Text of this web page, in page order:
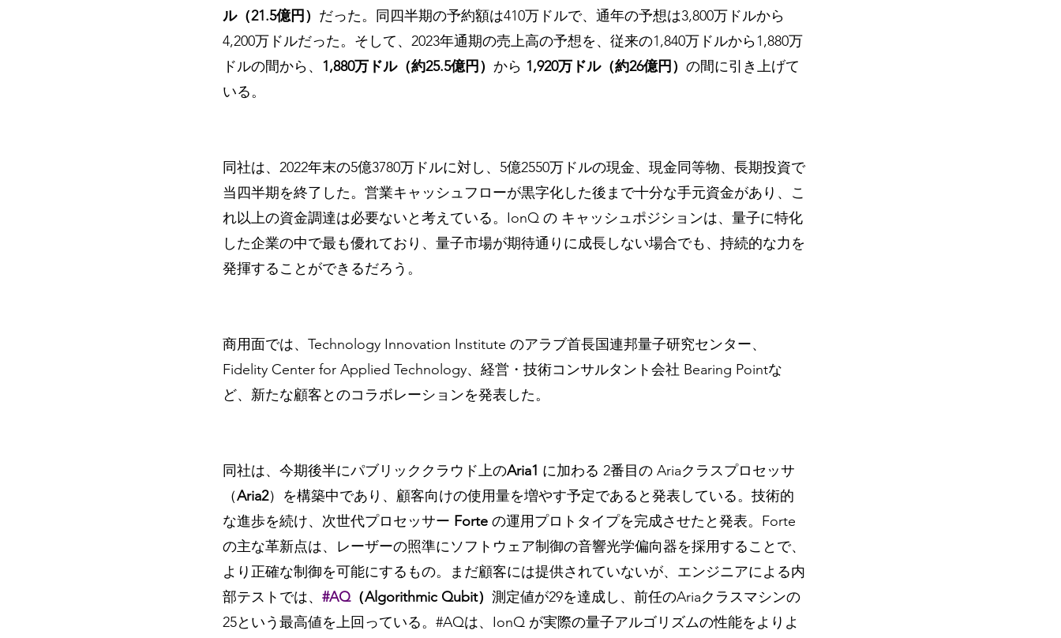
ル（21.5億円） だった。同四半期の予約額は410万ドルで、通年の予想は3,800万ドルから
4,200万ドルだった。そして、2023年通期の売上高の予想を、従来の1,840万ドルから1,880万
ドルの間から、 1,880万ドル（約25.5億円） から 1,920万ドル（約26億円） の間に引き上げて
いる。
同社は、2022年末の5億3780万ドルに対し、5億2550万ドルの現金、現金同等物、長期投資で
当四半期を終了した。営業キャッシュフローが黒字化した後まで十分な手元資金があり、こ
れ以上の資金調達は必要ないと考えている。IonQ の キャッシュポジションは、量子に特化
した企業の中で最も優れており、量子市場が期待通りに成長しない場合でも、持続的な力を
発揮することができるだろう。
商用面では、Technology Innovation Institute のアラブ首長国連邦量子研究センター、
Fidelity Center for Applied Technology、経営・技術コンサルタント会社 Bearing Pointな
ど、新たな顧客とのコラボレーションを発表した。
同社は、今期後半にパブリッククラウド上のAria1 に加わる 2番目の Ariaクラスプロセッサ
（Aria2）を構築中であり、顧客向けの使用量を増やす予定であると発表している。技術的
な進歩を続け、次世代プロセッサー Forte の運用プロトタイプを完成させたと発表。Forte
の主な革新点は、レーザーの照準にソフトウェア制御の音響光学偏向器を採用することで、
より正確な制御を可能にするもの。まだ顧客には提供されていないが、エンジニアによる内
部テストでは、 #AQ（Algorithmic Qubit） 測定値が29を達成し、前任のAriaクラスマシンの
25という最高値を上回っている。#AQは、IonQ が実際の量子アルゴリズムの性能をよりよ